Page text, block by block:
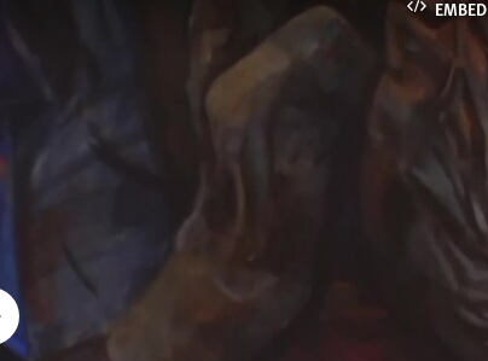
EMBED
available